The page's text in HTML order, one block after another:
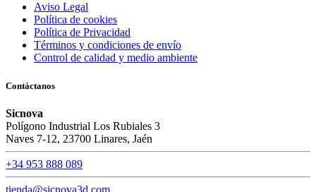
Aviso Legal
Política de cookies
Política de Privacidad
Términos y condiciones de envío
Control de calidad y medio ambiente
Contáctanos
Sicnova
Polígono Industrial Los Rubiales 3
Naves 7-12, 23700 Linares, Jaén
+34 953 888 089
tienda@sicnova3d.com